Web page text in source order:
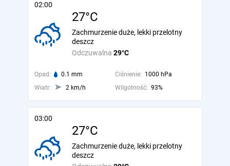
02:00
27°C
Odczuwalna 29°C
Zachmurzenie duże, lekki przelotny
deszcz
Opad: 0.1 mm Ciśnienie: 1000 hPa
Wiatr:
2 km/h Wilgotność: 93%
03:00
27°C
Zachmurzenie duże, lekki przelotny
deszcz